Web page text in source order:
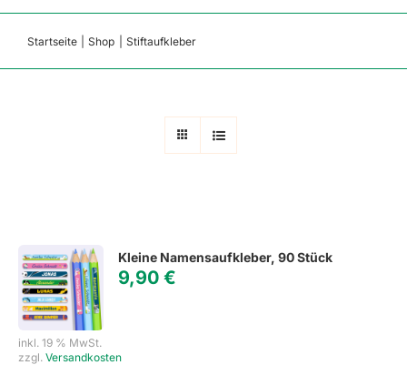
Startseite Shop Stiftaufkleber
Kleine Namensaufkleber, 90 Stück
9,90€
inkl. 19 % MwSt.
zzgl. Versandkosten